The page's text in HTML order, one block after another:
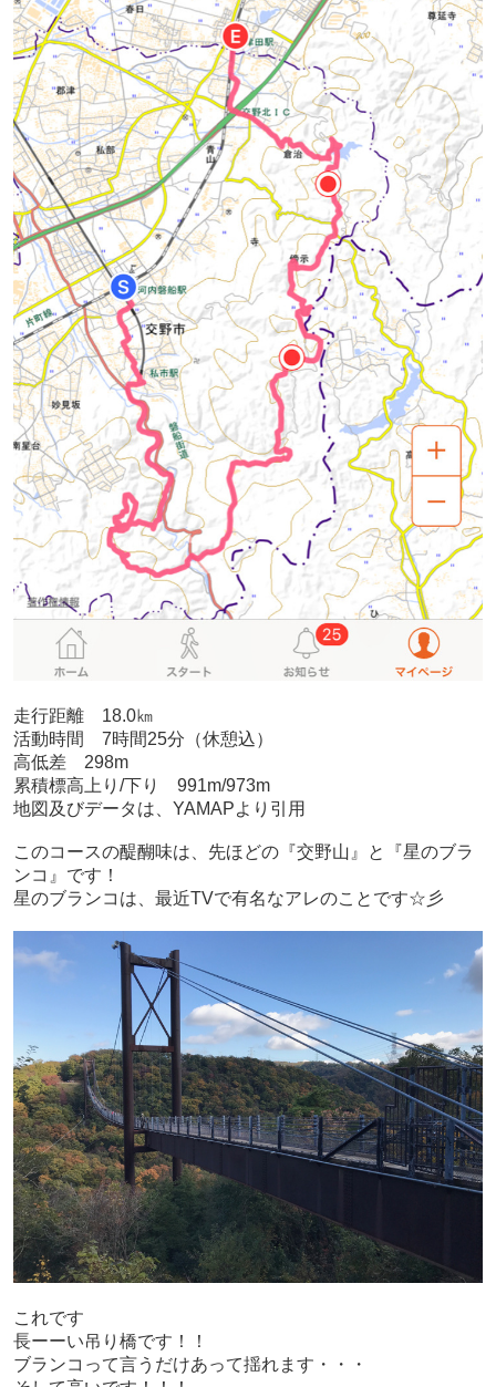
走行距離 18.0㎞
活動時間 7時間25分（休憩込）
高低差 298m
累積標高上り/下り 991m/973m
地図及びデータは、YAMAPより引用
このコースの醍醐味は、先ほどの『交野山』と『星のブラ
ンコ』です！
星のブランコは、最近TVで有名なアレのことです☆彡
これです
長ーーい吊り橋です！！
ブランコって言うだけあって揺れます・・・